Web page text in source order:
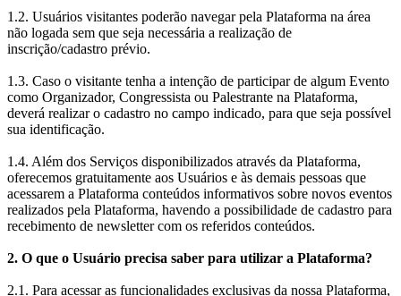
1.2. Usuários visitantes poderão navegar pela Plataforma na área
não logada sem que seja necessária a realização de
inscrição/cadastro prévio.
1.3. Caso o visitante tenha a intenção de participar de algum Evento
como Organizador, Congressista ou Palestrante na Plataforma,
deverá realizar o cadastro no campo indicado, para que seja possível
sua identificação.
1.4. Além dos Serviços disponibilizados através da Plataforma,
oferecemos gratuitamente aos Usuários e às demais pessoas que
acessarem a Plataforma conteúdos informativos sobre novos eventos
realizados pela Plataforma, havendo a possibilidade de cadastro para
recebimento de newsletter com os referidos conteúdos.
2. O que o Usuário precisa saber para utilizar a Plataforma?
2.1. Para acessar as funcionalidades exclusivas da nossa Plataforma,